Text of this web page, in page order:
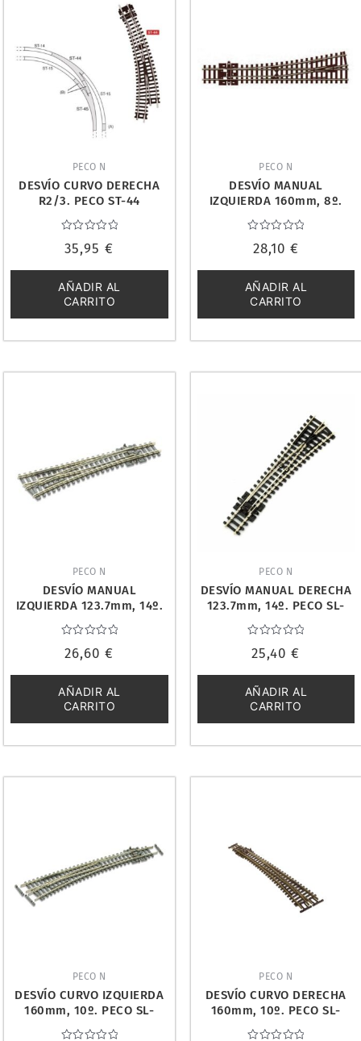
PECO N
DESVÍO CURVO DERECHA
R2/3. PECO ST-44
con
de
5
35,95€
AÑADIR AL
CARRITO
PECO N
DESVÍO MANUAL
IZQUIERDA 160mm, 8º.
PECO SL-389
con
de
5
28,10 €
AÑADIR AL
CARRITO
PECO N
DESVÍO MANUAL
IZQUIERDA 123.7mm, 14º.
PECO SL-E396
con
de
5
26,60€
AÑADIR AL
CARRITO
PECO N
DESVÍO MANUAL DERECHA
123.7mm, 14º. PECO SL-
E395
con
de
5
25,40€
AÑADIR AL
CARRITO
PECO N
DESVÍO CURVO IZQUIERDA
160mm, 10º. PECO SL-
E387F
PECO N
DESVÍO CURVO DERECHA
160mm, 10º. PECO SL-
E386F